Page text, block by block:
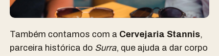
Também contamos com a Cervejaria Stannis,
parceira histórica do Surra, que ajuda a dar corpo